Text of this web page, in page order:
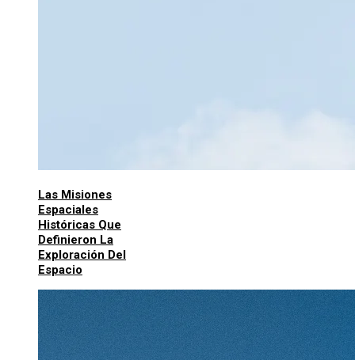
Las Misiones
Espaciales
Históricas Que
Definieron La
Exploración Del
Espacio